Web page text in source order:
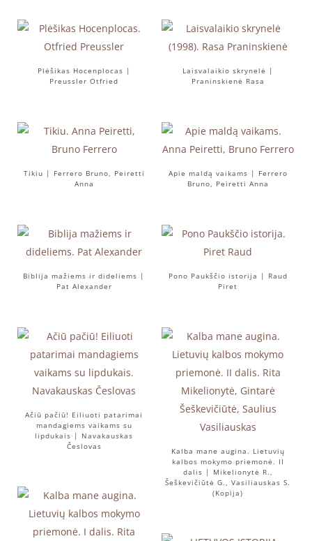
Plėšikas Hocenplocas |
Preussler Otfried
Laisvalaikio skrynelė |
Praninskienė Rasa
Tikiu | Ferrero Bruno, Peiretti
Anna
Apie maldą vaikams | Ferrero
Bruno, Peiretti Anna
Biblija mažiems ir dideliems |
Pat Alexander
Pono Paukščio istorija | Raud
Piret
Ačiū pačiū! Eiliuoti patarimai
mandagiems vaikams su
lipdukais | Navakauskas
Česlovas
Kalba mane augina. Lietuvių
kalbos mokymo priemonė. II
dalis | Mikelionytė R.,
Šeškevičiūtė G., Vasiliauskas S.
(Kopija)